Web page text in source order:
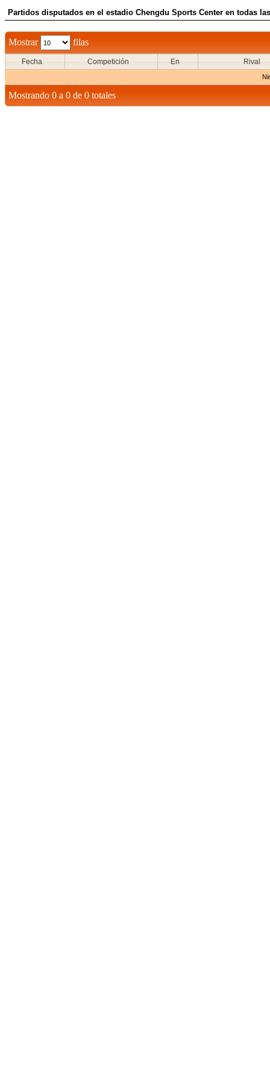
Partidos disputados en el estadio Chengdu Sports Center en todas
Mostrar filas
Fecha Competición En Rival
Mostrando 0 a 0 de 0 totales